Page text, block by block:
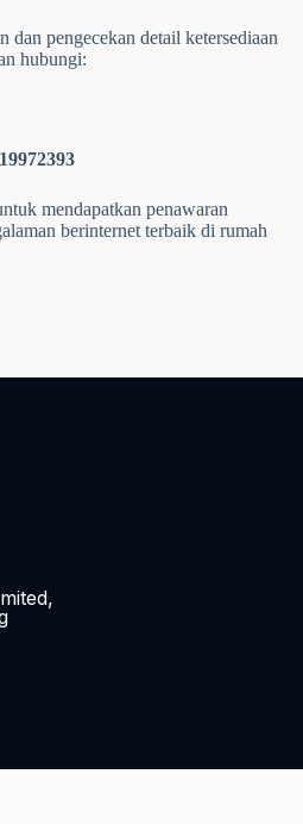
dan pengecekan detail ketersediaan
hubungi:
mendapatkan penawaran
berinternet terbaik di rumah